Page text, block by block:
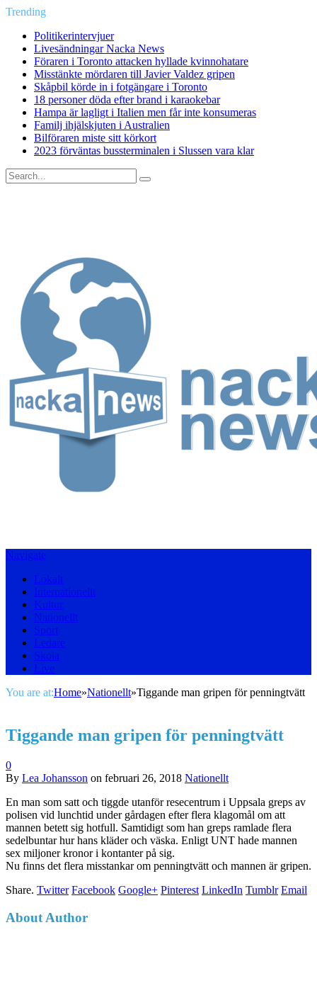
Trending
Politikerintervjuer
Livesändningar Nacka News
Föraren i Toronto attacken hyllade kvinnohatare
Misstänkte mördaren till Javier Valdez gripen
Skåpbil körde in i fotgängare i Toronto
18 personer döda efter brand i karaokebar
Hampa är lagligt i Italien men får inte konsumeras
Familj ihjälskjuten i Australien
Bilföraren miste sitt körkort
2023 förväntas bussterminalen i Slussen vara klar
Navigate
Lokalt
Internationellt
Kultur
Nationellt
Sport
Ledare
Skola
Live
You are at:Home»Nationellt»Tiggande man gripen för penningtvätt
Tiggande man gripen för penningtvätt
0
By Lea Johansson on februari 26, 2018 Nationellt
En man som satt och tiggde utanför resecentrum i Uppsala greps av
polisen vid lunchtid under gårdagen efter flera klagomål om att
mannen betett sig hotfull. Samtidigt som han greps ramlade flera
sedelbuntar hur hans kläder och väska. Enligt UNT hade mannen
sex miljoner kronor i kontanter på sig.
Nu finns det flera misstankar om penningtvätt och mannen är gripen.
Share. Twitter Facebook Google+ Pinterest LinkedIn Tumblr Email
About Author